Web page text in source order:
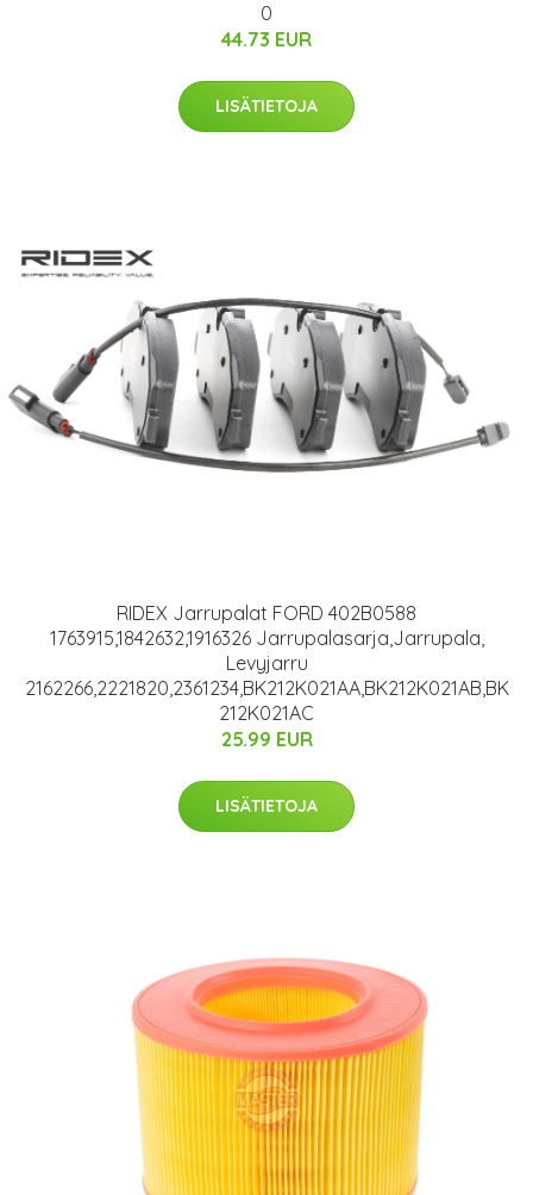
0
44.73 EUR
LISÄTIETOJA
RIDEX Jarrupalat FORD 402B0588
1763915,1842632,1916326 Jarrupalasarja,Jarrupala,
Levyjarru
2162266,2221820,2361234,BK212K021AA,BK212K021AB,BK
212K021AC
25.99 EUR
LISÄTIETOJA